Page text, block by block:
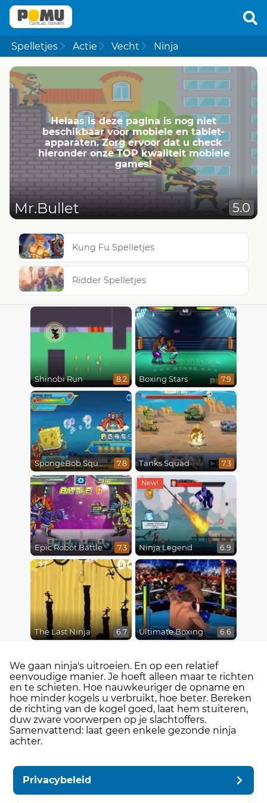
Spelletjes Actie Vecht Ninja
Helaas is deze pagina is nog niet
beschikbaar voor mobiele en tablet-
apparaten. Zorg ervoor dat u check
hieronder onze TOP kwaliteit mobiele
games!
Mr.Bullet 5.0
Kung Fu Spelletjes
Ridder Spelletjes
Shinobi Run 8.2 Boxing Stars 7.9
SpongeBob SquarePants : Monster Island Adventures 7.8 Tanks Squad 7.3
Epic Robot Battle 7.3 Ninja Legend 6.9
The Last Ninja 6.7 Ultimate Boxing 6.6
We gaan ninja's uitroeien. En op een relatief
eenvoudige manier. Je hoeft alleen maar te richten
en te schieten. Hoe nauwkeuriger de opname en
hoe minder kogels u verbruikt, hoe beter. Bereken
de richting van de kogel goed, laat hem stuiteren,
duw zware voorwerpen op je slachtoffers.
Samenvattend: laat geen enkele gezonde ninja
achter.
Privacybeleid